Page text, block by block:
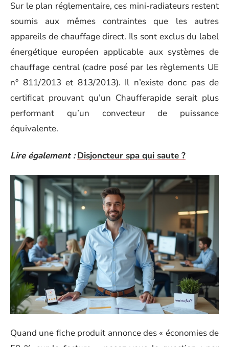
Sur le plan réglementaire, ces mini-radiateurs restent
soumis aux mêmes contraintes que les autres
appareils de chauffage direct. Ils sont exclus du label
énergétique européen applicable aux systèmes de
chauffage central (cadre posé par les règlements UE
n° 811/2013 et 813/2013). Il n’existe donc pas de
certificat prouvant qu’un Chaufferapide serait plus
performant qu’un convecteur de puissance
équivalente.
Lire également : Disjoncteur spa qui saute ?
Quand une fiche produit annonce des « économies de